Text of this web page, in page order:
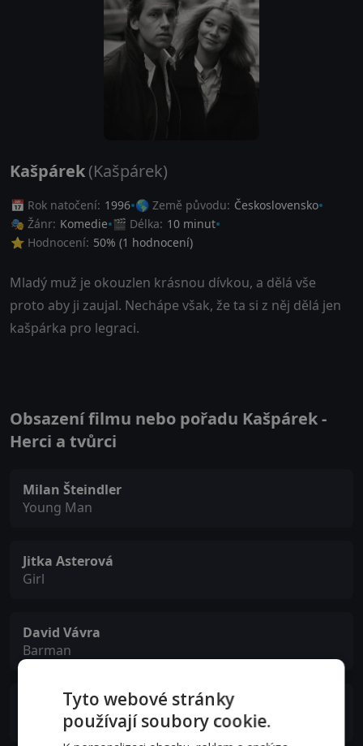
Kašpárek(Kašpárek)
📅 Rok natočení: 1996 🌎 Země původu: Československo
🎭 Žánr: Komedie 🎬 Délka: 10 minut
⭐ Hodnocení: 50% (1 hodnocení)
Mladý muž je okouzlen krásnou dívkou, a dělá vše
proto aby ji zaujal. Nechápe však, že ta si z něj dělá jen
kašpárka pro legraci.
Obsazení filmu nebo pořadu Kašpárek -
Herci a tvůrci
Milan Šteindler
Young Man
Jitka Asterová
Girl
David Vávra
Barman
Tomáš Vorel
Rich Young Man
Tyto webové stránky
používají soubory cookie.